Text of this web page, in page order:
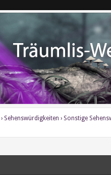
› Sehenswürdigkeiten › Sonstige